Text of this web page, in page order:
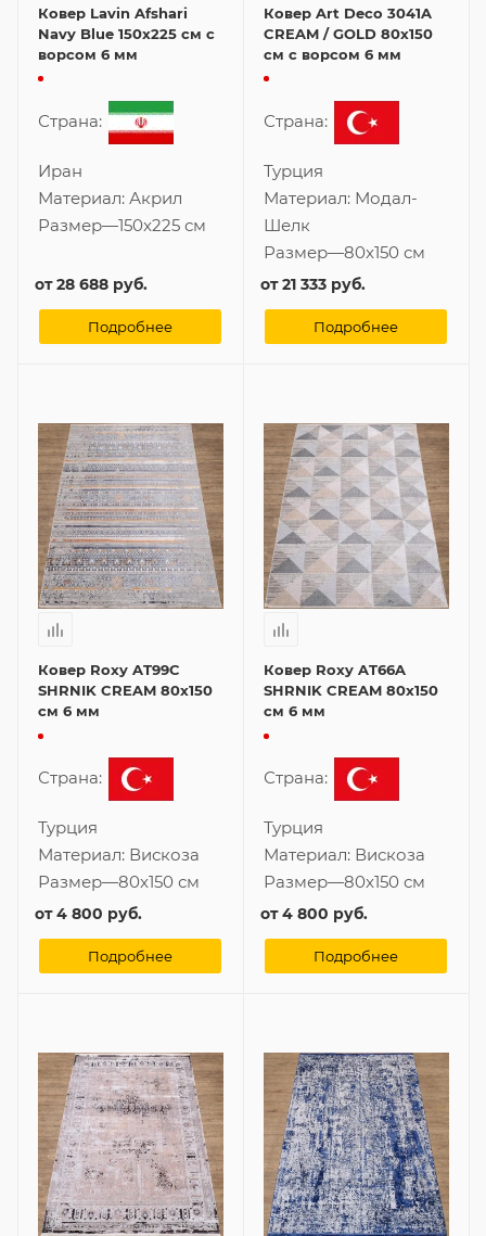
Ковер Lavin Afshari
Navy Blue 150x225 см с
ворсом 6 мм
Страна:
Иран
Материал: Акрил
Размер—150x225 см
от28 688 руб.
Подробнее
Ковер Art Deco 3041A
CREAM / GOLD 80x150
см с ворсом 6 мм
Страна:
Турция
Материал: Модал-
Шелк
Размер—80x150 см
от21 333 руб.
Подробнее
Ковер Roxy AT99C
SHRNIK CREAM 80x150
см 6 мм
Страна:
Турция
Материал: Вискоза
Размер—80x150 см
от4 800 руб.
Подробнее
Ковер Roxy AT66A
SHRNIK CREAM 80x150
см 6 мм
Страна:
Турция
Материал: Вискоза
Размер—80x150 см
от4 800 руб.
Подробнее